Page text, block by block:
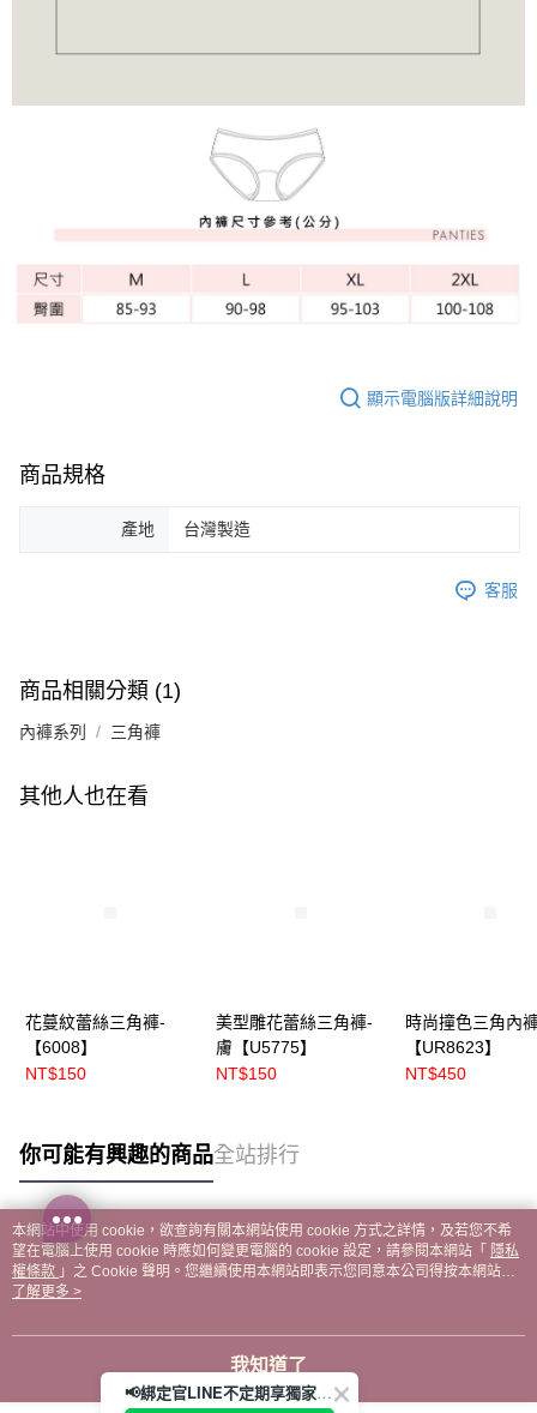
顯示電腦版詳細說明
商品規格
產地 台灣製造
客服
商品相關分類 (1)
內褲系列 三角褲
其他人也在看
花蔓紋蕾絲三角褲-
【6008】
NT$150
美型雕花蕾絲三角褲-
膚【U5775】
NT$150
時尚撞色三角內
【UR8623】
NT$450
你可能有興趣的商品全站排行
熱門標籤
本網站中使用 cookie，欲查詢有關本網站使用 cookie 方式之詳情，及若您不希
望在電腦上使用 cookie 時應如何變更電腦的 cookie 設定，請參閱本網站「 隱私
權條款 」之 Cookie 聲明。您繼續使用本網站即表示您同意本公司得按本網站使
用條款之 Cookie 聲明使用 cookie。
了解更多 >
我知道了
📢綁定官LINE不定期享獨家優惠券